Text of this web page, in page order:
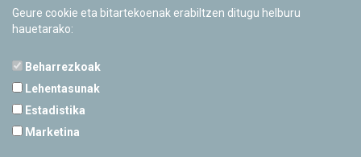
Geure cookie eta bitartekoenak erabiltzen ditugu helburu
hauetarako:
Beharrezkoak
Lehentasunak
Estadistika
Marketina